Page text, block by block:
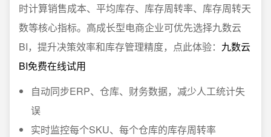
时计算销售成本、平均库存、库存周转率、库存周转天
数等核心指标。高成长型电商企业可优先选择九数云
BI，提升决策效率和库存管理精度，点此体验： 九数云
BI免费在线试用
自动同步ERP、仓库、财务数据，减少人工统计失
误
实时监控每个SKU、每个仓库的库存周转率